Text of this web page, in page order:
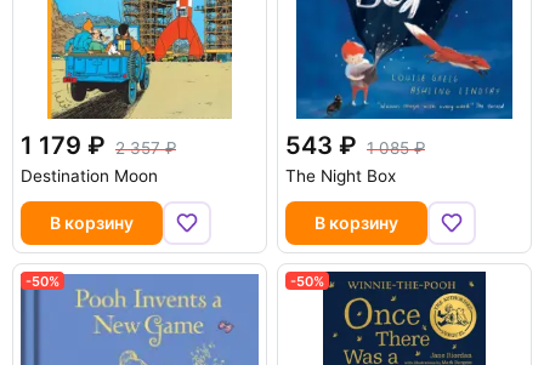
1 179
2 357
Destination Moon
В корзину
543
1 085
The Night Box
В корзину
-50% -50%